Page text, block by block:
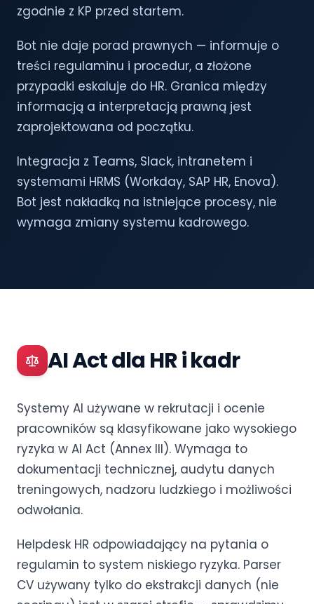
zgodnie z KP przed startem.
Bot nie daje porad prawnych — informuje o
treści regulaminu i procedur, a złożone
przypadki eskaluje do HR. Granica między
informacją a interpretacją prawną jest
zaprojektowana od początku.
Integracja z Teams, Slack, intranetem i
systemami HRMS (Workday, SAP HR, Enova).
Bot jest nakładką na istniejące procesy, nie
wymaga zmiany systemu kadrowego.
AI Act dla HR i kadr
Systemy AI używane w rekrutacji i ocenie
pracowników są klasyfikowane jako wysokiego
ryzyka w AI Act (Annex III). Wymaga to
dokumentacji technicznej, audytu danych
treningowych, nadzoru ludzkiego i możliwości
odwołania.
Helpdesk HR odpowiadający na pytania o
regulamin to system niskiego ryzyka. Parser
CV używany tylko do ekstrakcji danych (nie